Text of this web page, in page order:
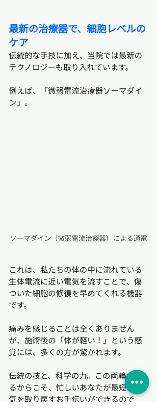
最新の治療器で、細胞レベルの
ケア
伝統的な手技に加え、当院では最新の
テクノロジーも取り入れています。
例えば、「微弱電流治療器ソーマダイ
ン」。
ソーマダイン（微弱電流治療器）による通電
これは、私たちの体の中に流れている
生体電流に近い電気を流すことで、傷
ついた細胞の修復を早めてくれる機器
です。
痛みを感じることは全くありません
が、施術後の「体が軽い！」という感
覚には、多くの方が驚かれます。
伝統の技と、科学の力。この両輪があ
るからこそ、忙しいあなたが最短で元
気を取り戻すお手伝いができるので